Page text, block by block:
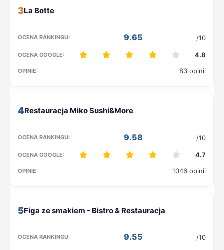
3
9.65 /10
4.8
83 opinii
4
9.58 /10
4.7
1046 opinii
5
9.55 /10